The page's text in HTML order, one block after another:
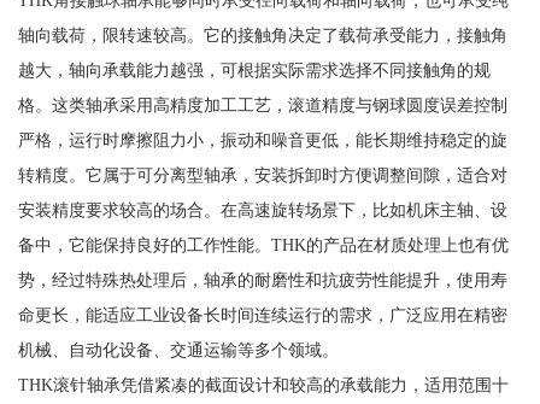
轴向载荷，限转速较高。它的接触角决定了载荷承受能力，接触角
越大，轴向承载能力越强，可根据实际需求选择不同接触角的规
格。这类轴承采用高精度加工工艺，滚道精度与钢球圆度误差控制
严格，运行时摩擦阻力小，振动和噪音更低，能长期维持稳定的旋
转精度。它属于可分离型轴承，安装拆卸时方便调整间隙，适合对
安装精度要求较高的场合。在高速旋转场景下，比如机床主轴、设
备中，它能保持良好的工作性能。THK的产品在材质处理上也有优
势，经过特殊热处理后，轴承的耐磨性和抗疲劳性能提升，使用寿
命更长，能适应工业设备长时间连续运行的需求，广泛应用在精密
机械、自动化设备、交通运输等多个领域。
THK滚针轴承凭借紧凑的截面设计和较高的承载能力，适用范围十